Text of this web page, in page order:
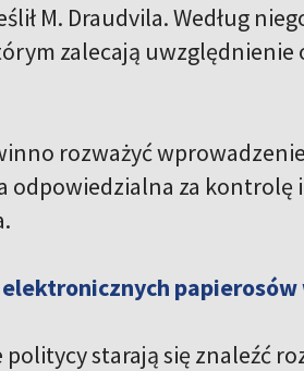
M. Draudvila. Według
zalecają uwzględnienie
rozważyć
odpowiedzialna za kontrolę
politycy starają się znaleźć